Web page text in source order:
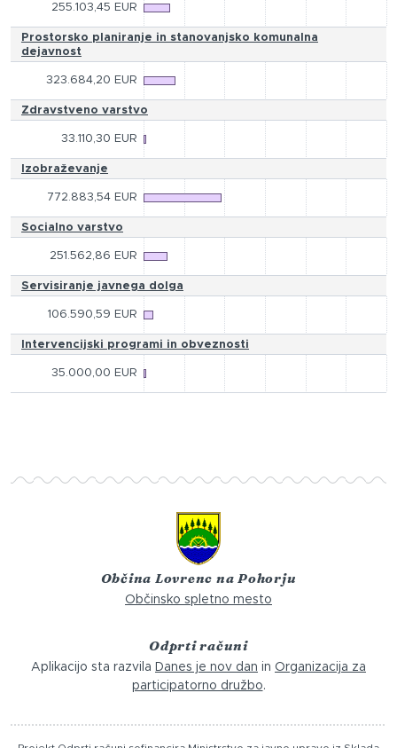
255.103,45 EUR
Prostorsko planiranje in stanovanjsko komunalna
dejavnost
323.684,20 EUR
Zdravstveno varstvo
33.110,30 EUR
Izobraževanje
772.883,54 EUR
Socialno varstvo
251.562,86 EUR
Servisiranje javnega dolga
106.590,59 EUR
Intervencijski programi in obveznosti
35.000,00 EUR
Občina Lovrenc na Pohorju
Občinsko spletno mesto
Odprti računi
Aplikacijo sta razvila Danes je nov dan in Organizacija za
participatorno družbo.